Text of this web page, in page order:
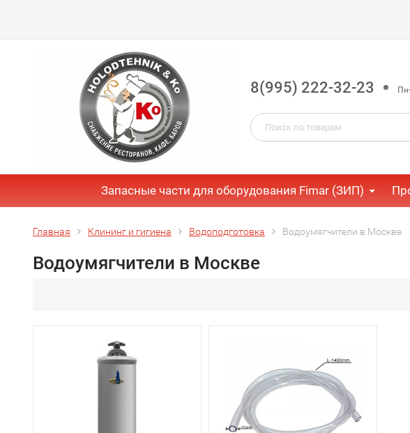
8(995) 222-32-23
Запасные части для оборудования Fimar (ЗИП)
Главная Клининг и гигиена Водоподготовка Водоумягчители в Москве
Водоумягчители в Москве